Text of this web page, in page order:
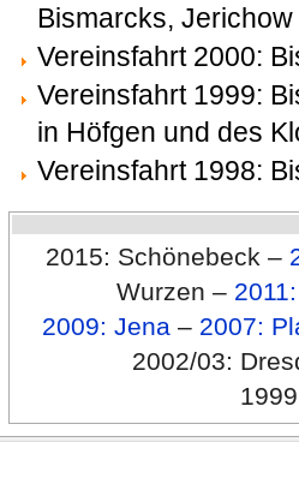
Bismarcks,
Vereinsfahrt 2000:
Vereinsfahrt 1999:
in Höfgen und des
Vereinsfahrt 1998:
2015: Schönebeck –
Wurzen –
2009: Jena – 2007:
2002/03: